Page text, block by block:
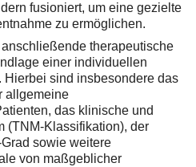
fusioniert, um eine gezielte
zu ermöglichen.
therapeutische
einer individuellen
Hierbei sind insbesondere das
allgemeine
das klinische und
(TNM-Klassifikation), der
sowie weitere
von maßgeblicher